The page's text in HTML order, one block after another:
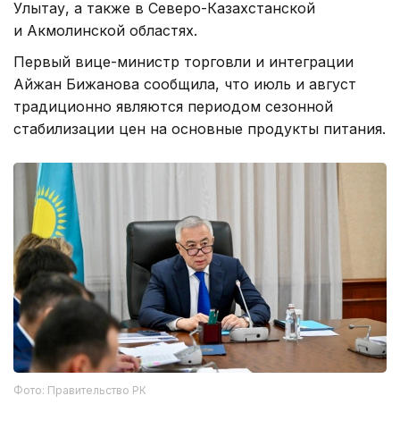
Улытау, а также в Северо-Казахстанской
и Акмолинской областях.
Первый вице-министр торговли и интеграции
Айжан Бижанова сообщила, что июль и август
традиционно являются периодом сезонной
стабилизации цен на основные продукты питания.
Фото: Правительство РК